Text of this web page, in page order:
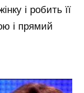
і робить її
і прямий